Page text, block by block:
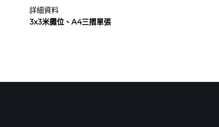
詳細資料
3x3米攤位、A4三摺單張